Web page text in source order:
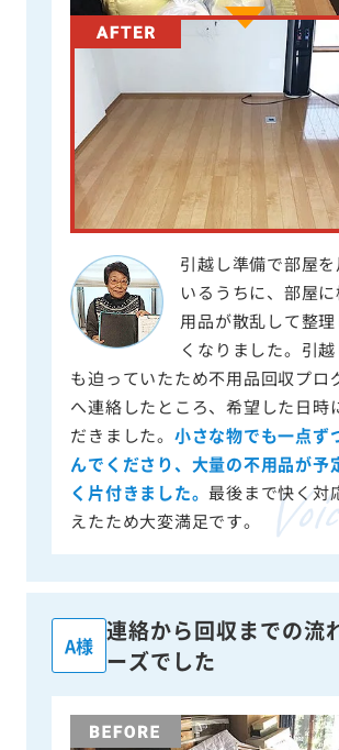
引越し準備で部屋
いるうちに、部屋
用品が散乱して整
くなりました。引
も迫っていたため不用品回収プロ
へ連絡したところ、希望した日時
だきました。 小さな物でも一点ず
んでくださり、大量の不用品が予
く片付きました。 最後まで快く対
えたため大変満足です。
A様
連絡から回収までの流
ーズでした